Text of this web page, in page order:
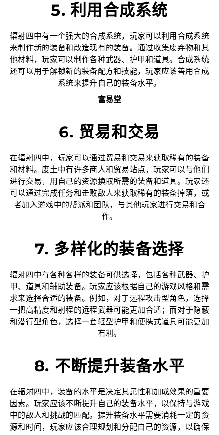
5. 利用合成系统
辐射四中有一个强大的合成系统，玩家可以利用合成系统
来制作新的装备和改造现有的装备。通过收集废弃物和其
他材料，玩家可以制作各种武器、护甲和道具。合成系统
还可以用于解锁新的装备配方和技能，玩家应该善用合成
系统来提升自己的装备水平。
富易堂
6. 贸易和交易
在辐射四中，玩家可以通过贸易和交易来获取稀有的装备
和材料。废土中有许多商人和贸易站点，玩家可以与他们
进行交易，用自己的资源换取所需的装备和道具。玩家还
可以通过完成任务和击败敌人来获取稀有的装备掉落，或
者加入游戏中的帮派和团队，与其他玩家进行交易和合
作。
7. 多样化的装备选择
辐射四中有各种各样的装备可供选择，包括各种武器、护
甲、道具和辅助装备。玩家应该根据自己的游戏风格和需
求来选择合适的装备。例如，对于远程攻击型角色，选择
一把高精度和射程的远程武器可能更加合适；而对于隐蔽
和潜行型角色，选择一套轻型护甲和便携式道具可能更加
有利。
8. 不断提升装备水平
在辐射四中，装备的水平是决定其属性和加成效果的重要
因素。玩家应该不断提升自己的装备水平，以保持与游戏
中的敌人和挑战的匹配。提升装备水平需要消耗一定的资
源和时间，玩家应该合理规划和分配自己的资源，以确保